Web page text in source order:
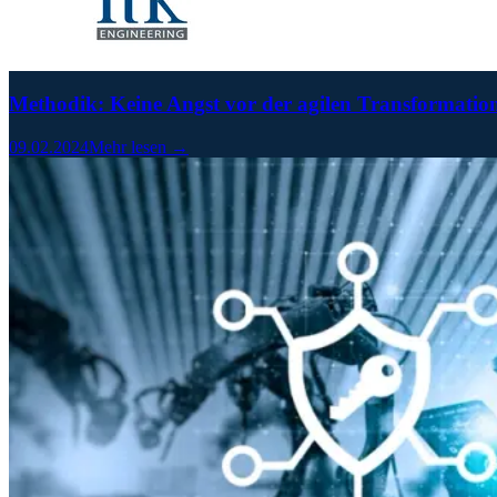
Methodik: Keine Angst vor der agilen
09.02.2024Mehr lesen →